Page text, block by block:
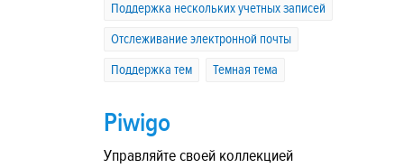
Поддержка нескольких учетных записей
Отслеживание электронной почты
Поддержка тем
Темная тема
Piwigo
Управляйте своей коллекцией